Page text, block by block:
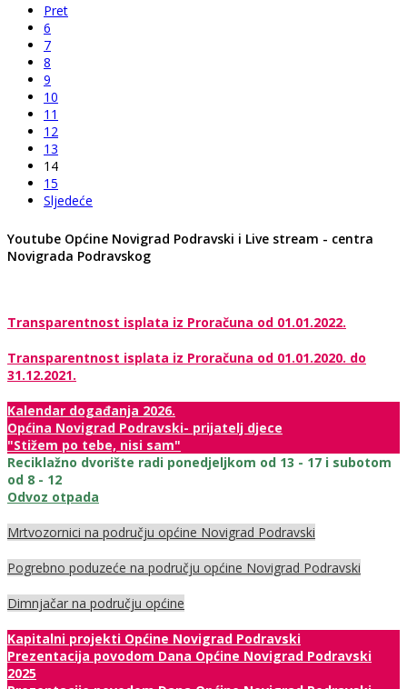
Pret
6
7
8
9
10
11
12
13
14
15
Sljedeće
Youtube Općine Novigrad Podravski i Live stream - centra
Novigrada Podravskog
Transparentnost isplata iz Proračuna od 01.01.2022.
Transparentnost isplata iz Proračuna od 01.01.2020. do
31.12.2021.
Kalendar događanja 2026.
Općina Novigrad Podravski- prijatelj djece
"Stižem po tebe, nisi sam"
Reciklažno dvorište radi ponedjeljkom od 13 - 17 i subotom
od 8 - 12
Odvoz otpada
Mrtvozornici na području općine Novigrad Podravski
Pogrebno poduzeće na području općine Novigrad Podravski
Dimnjačar na području općine
Kapitalni projekti Općine Novigrad Podravski
Prezentacija povodom Dana Općine Novigrad Podravski
2025